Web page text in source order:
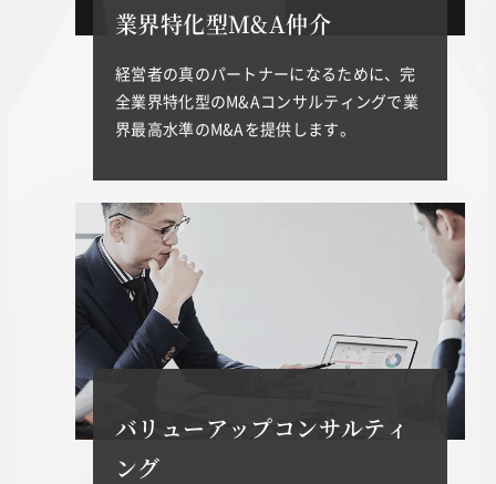
業界特化型M&A仲介
経営者の真のパートナーになるために、完
全業界特化型のM&Aコンサルティングで業
界最高水準のM&Aを提供します。
バリューアップコンサルティ
ング